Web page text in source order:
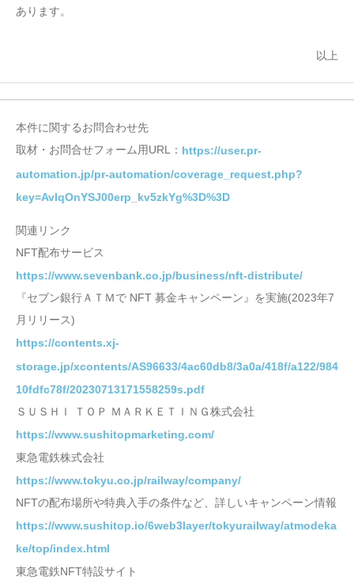
あります。
以上
本件に関するお問合わせ先
取材・お問合せフォーム用URL： https://user.pr-
automation.jp/pr-automation/coverage_request.php?
key=AvIqOnYSJ00erp_kv5zkYg%3D%3D
関連リンク
NFT配布サービス
https://www.sevenbank.co.jp/business/nft-distribute/
『セブン銀行ＡＴＭで NFT 募金キャンペーン』を実施(2023年7
月リリース)
https://contents.xj-
storage.jp/xcontents/AS96633/4ac60db8/3a0a/418f/a122/984
10fdfc78f/20230713171558259s.pdf
ＳＵＳＨＩ ＴＯＰ ＭＡＲＫＥＴＩＮＧ株式会社
https://www.sushitopmarketing.com/
東急電鉄株式会社
https://www.tokyu.co.jp/railway/company/
NFTの配布場所や特典入手の条件など、詳しいキャンペーン情報
https://www.sushitop.io/6web3layer/tokyurailway/atmodeka
ke/top/index.html
東急電鉄NFT特設サイト